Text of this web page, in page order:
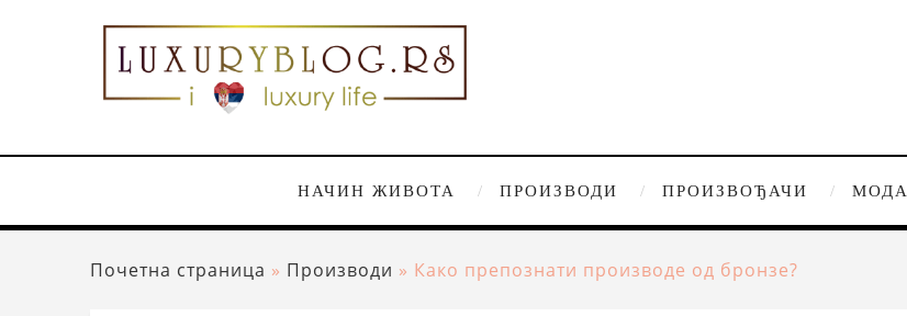
НАЧИН ЖИВОТА ПРОИЗВОДИ ПРОИЗВОЂАЧИ МОДА
Почетна страница » Производи » Како препознати производе од бронзе?